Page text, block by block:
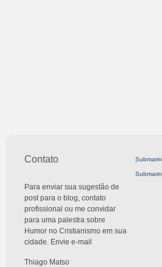
Contato
Para enviar sua sugestão de
post para o blog, contato
profissional ou me convidar
para uma palestra sobre
Humor no Cristianismo em sua
cidade. Envie e-mail
Thiago Matso
.